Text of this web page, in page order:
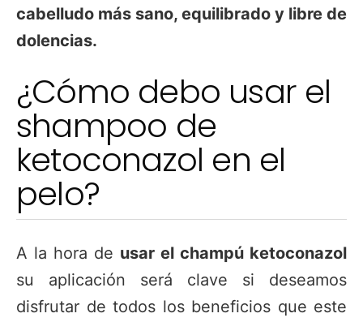
cabelludo más sano, equilibrado y libre de
dolencias.
¿Cómo debo usar el
shampoo de
ketoconazol en el
pelo?
A la hora de usar el champú ketoconazol
su aplicación será clave si deseamos
disfrutar de todos los beneficios que este